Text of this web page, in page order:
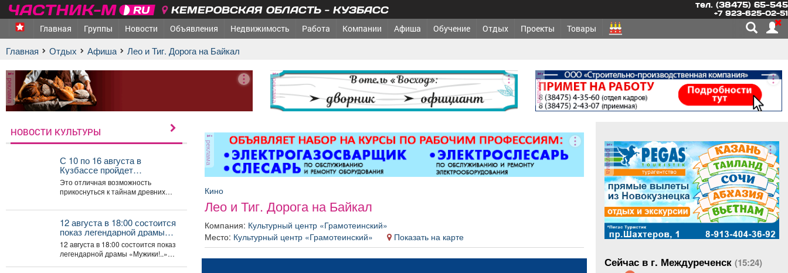
КЕМЕРОВСКАЯ ОБЛАСТЬ - КУЗБАСС тел. (38475) 65-545
+7 923-625-02-51
Главная Группы Новости Объявления Недвижимость Работа Компании Афиша Обучение Отдых Проекты Товары
Главная Отдых афиша Лео и Тиг. Дорога на Байкал
реклама реклама реклама
реклама
Кино
Лео и Тиг. Дорога на Байкал
Компания: Культурный центр «Грамотеинский»
Место: Культурный центр «Грамотеинский» Показать на карте
НОВОСТИ КУЛЬТУРЫ
С 10 по 16 августа в
Кузбассе пройдет
всекузбасская музейная
неделя археологии и
палеонтологии.
Это отличная возможность
прикоснуться к тайнам древних
удивительные существа населяли
наш край...
12 августа в 18:00 состоится
показ легендарной драмы
«Мужики!.
12 августа в 18:00 состоится показ
легендарной драмы «Мужики!..»
реклама
Сейчас в г. Междуреченск (15:24)